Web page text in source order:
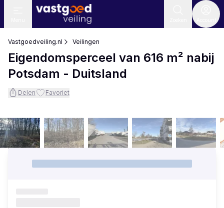
Vastgoedveiling.nl Veilingen
Eigendomsperceel van 616 m² nabij
Potsdam - Duitsland
Delen Favoriet